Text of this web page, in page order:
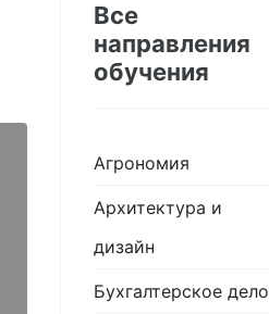
Все
направления
обучения
Агрономия
Архитектура и
дизайн
Бухгалтерское дело